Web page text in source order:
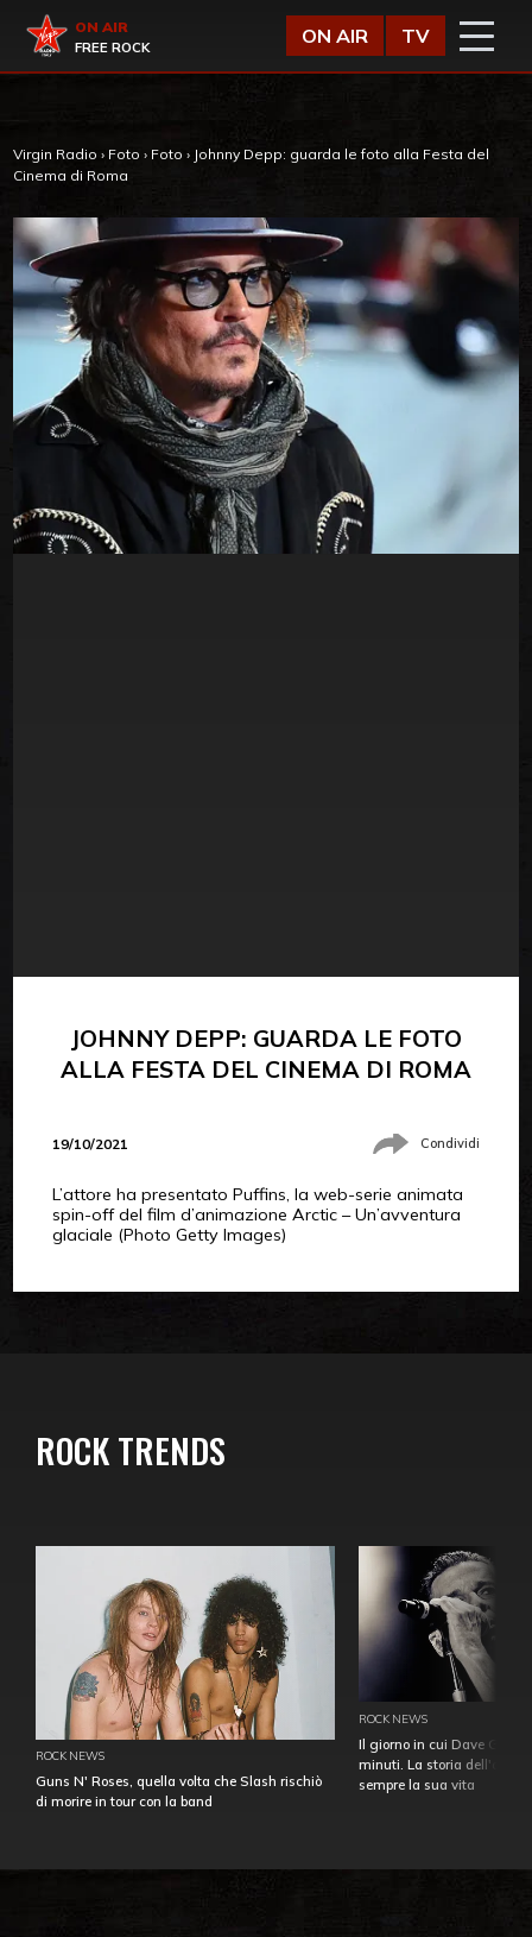
Virgin Radio
ON AIR
FREE ROCK
ON AIR TV
Virgin Radio › Foto › Foto › Johnny Depp: guarda le foto alla Festa del
Cinema di Roma
JOHNNY DEPP: GUARDA LE FOTO
ALLA FESTA DEL CINEMA DI ROMA
19/10/2021 Condividi
L’attore ha presentato Puffins, la web-serie animata
spin-off del film d’animazione Arctic – Un’avventura
glaciale (Photo Getty Images)
ROCK TRENDS
ROCK NEWS
Guns N' Roses, quella volta che Slash rischiò
di morire in tour con la band
ROCK NEWS
Il giorno in cui Dave
minuti. La storia
sempre la sua vita